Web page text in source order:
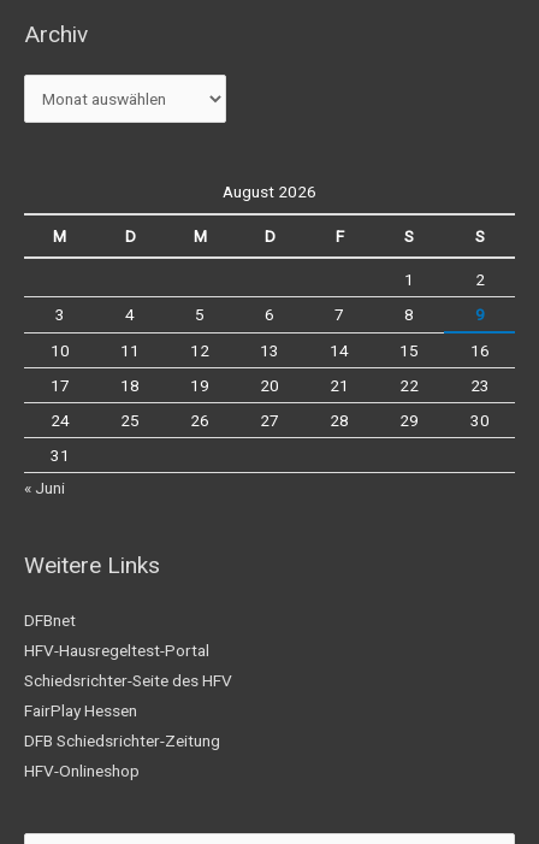
Archiv
Archiv
August 2026
M D M D F S S
1
2
3
4 5 6 7 8
9
10
11 12 13 14 15
16
17
18 19 20 21 22
23
24
25 26 27 28 29
30
31
« Juni
Weitere Links
DFBnet
HFV-Hausregeltest-Portal
Schiedsrichter-Seite des HFV
FairPlay Hessen
DFB Schiedsrichter-Zeitung
HFV-Onlineshop